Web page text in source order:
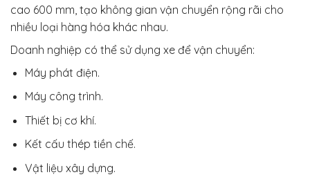
cao 600 mm, tạo không gian vận chuyển rộng rãi cho
nhiều loại hàng hóa khác nhau.
Doanh nghiệp có thể sử dụng xe để vận chuyển:
Máy phát điện.
Máy công trình.
Thiết bị cơ khí.
Kết cấu thép tiền chế.
Vật liệu xây dựng.